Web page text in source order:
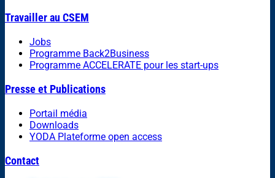
Travailler au CSEM
Jobs
Programme Back2Business
Programme ACCELERATE pour les start-ups
Presse et Publications
Portail média
Downloads
YODA Plateforme open access
Contact